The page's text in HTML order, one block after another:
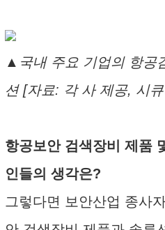
▲국내 주요 기업의 항공
션 [자료: 각 사 제공, 시
항공보안 검색장비 제품
인들의 생각은?
그렇다면 보안산업 종사